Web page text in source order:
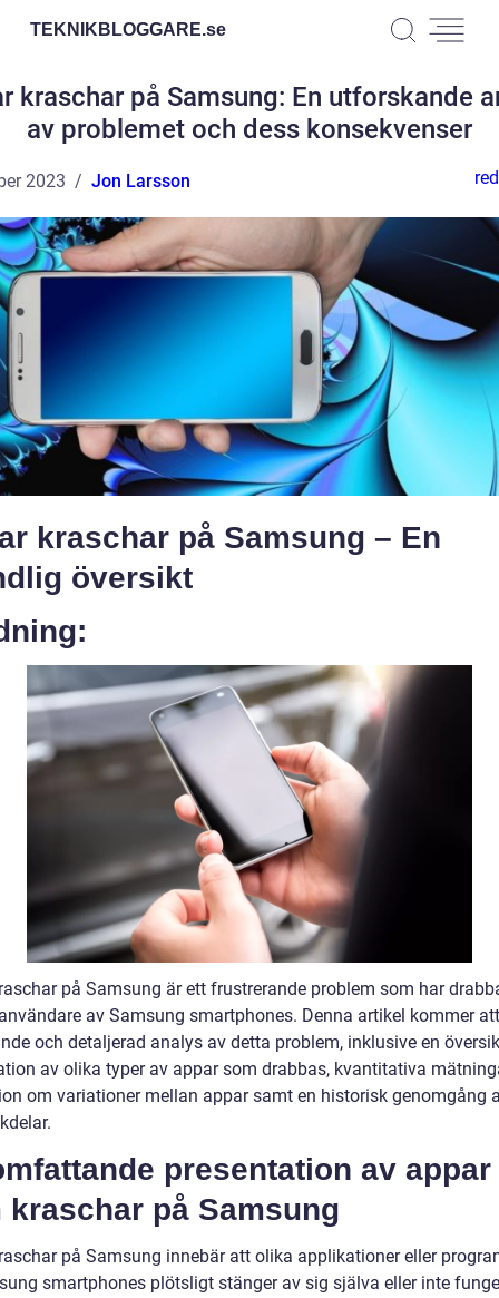
TEKNIKBLOGGARE.se
kraschar på Samsung: En utforskande
av problemet och dess konsekvenser
2023 Jon Larsson
kraschar på Samsung – En
översikt
på Samsung är ett frustrerande problem som har
av Samsung smartphones. Denna artikel kommer
och detaljerad analys av detta problem, inklusive en
av olika typer av appar som drabbas, kvantitativa
om variationer mellan appar samt en historisk genomgång
presentation av appar
kraschar på Samsung
på Samsung innebär att olika applikationer eller
smartphones plötsligt stänger av sig själva eller inte